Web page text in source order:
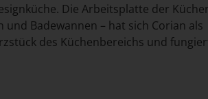
Die Arbeitsplatte der
Badewannen – hat sich Corian als
des Küchenbereichs und